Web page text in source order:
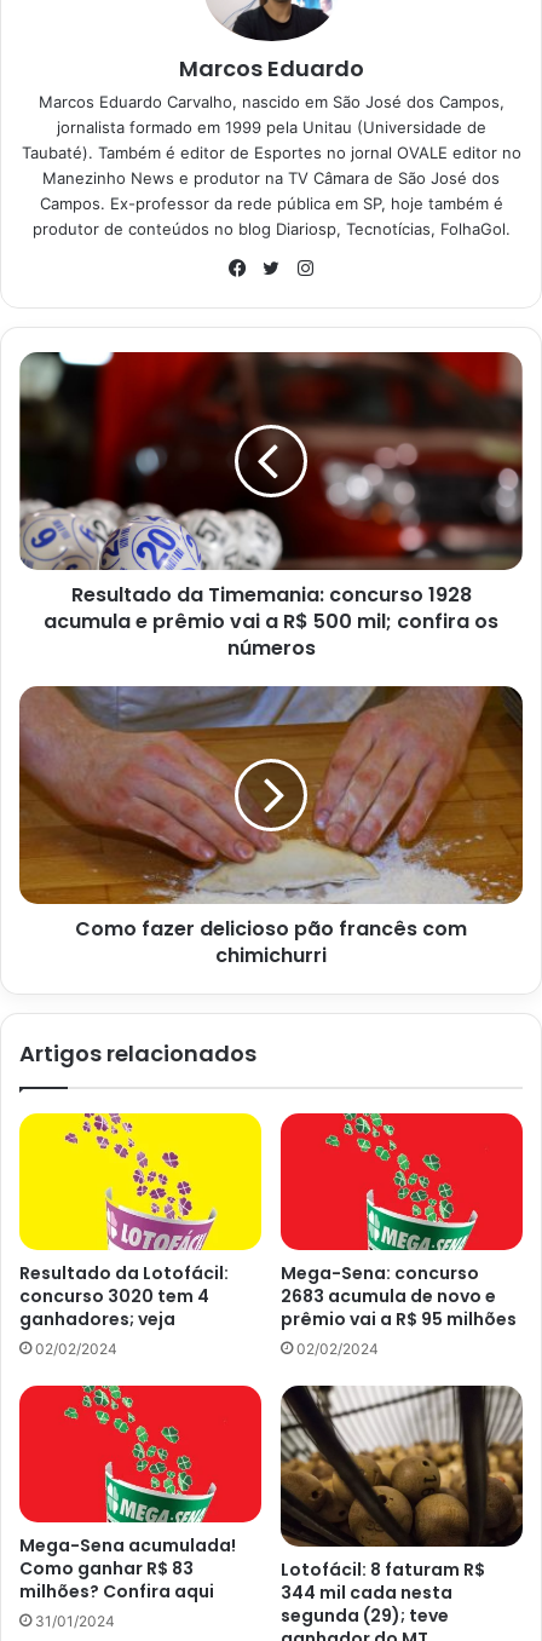
Agora, o próximo sorteio acontece já na quinta-feira (27),
a partir das 20h, no Espaço da Sorte, em São Paulo. Vale
lembrar que essa loteria tem sorteios três vezes na
semana, sendo um na terça, outra na quinta e, por fim, no
sábado, ao menos que seja feriado.
Confira os números
sorteados no Dia de Sorte
Resultado do Dia de Sorte: concurso 749 acumula e prêmio vai a
R$ 700 mil; veja os números. Foto: Canva
Agora, veja os números sorteados no concurso 749 do
Dia
de Sorte. Isso segundo os dados divulgados pela Caixa
Econômica Federal:
08 10 11 26 27 29 31
Não houve ganhadores
39 apostas ganhadoras, R$ 2.027,34
1.590 apostas ganhadoras, R$ 20,00
4 acertos
20.166 apostas ganhadoras, R$ 4,00
Como jogar no Dia de Sorte
Primeiramente, o jogador tem que escolher um mês da
sorte, onde o acerto também garante uma graninha extra,
embora seja um valor simbólico. Muitas vezes, equivale ao
valor do próprio jogo.
Marcos Eduardo
Marcos Eduardo Carvalho, nascido em São José dos Campos,
jornalista formado em 1999 pela Unitau (Universidade de
Taubaté). Também é editor de Esportes no jornal OVALE editor no
Manezinho News e produtor na TV Câmara de São José dos
Campos. Ex-professor da rede pública em SP, hoje também é
produtor de conteúdos no blog Diariosp, Tecnotícias, FolhaGol.
Resultado da Timemania: concurso 1928
acumula e prêmio vai a R$ 500 mil; confira os
números
Como fazer delicioso pão francês com
chimichurri
Artigos relacionados
Resultado da Lotofácil:
concurso 3020 tem 4
ganhadores; veja
02/02/2024
Mega-Sena: concurso
2683 acumula de novo e
prêmio vai a R$ 95 milhões
02/02/2024
Mega-Sena acumulada!
Como ganhar R$ 83
milhões? Confira aqui
31/01/2024
Lotofácil: 8 faturam R$
344 mil cada nesta
segunda (29); teve